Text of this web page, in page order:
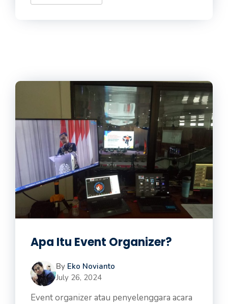
Apa Itu Event Organizer?
By Eko Novianto
July 26, 2024
Event organizer atau penyelenggara acara